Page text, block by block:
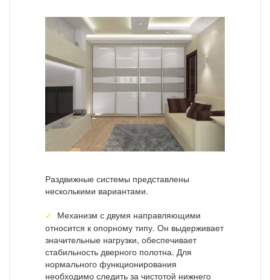
Раздвижные системы представлены
несколькими вариантами.
Механизм с двумя направляющими
относится к опорному типу. Он выдерживает
значительные нагрузки, обеспечивает
стабильность дверного полотна. Для
нормального функционирования
необходимо следить за чистотой нижнего